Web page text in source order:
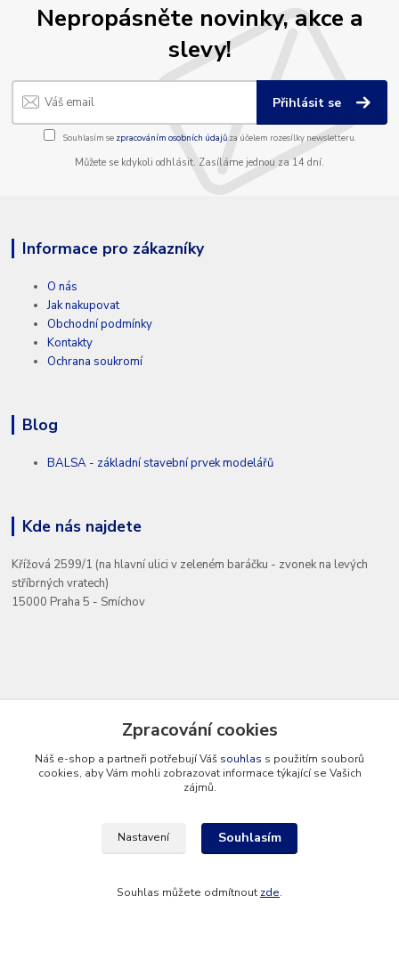
Nepropásněte novinky, akce a
slevy!
Přihlásit se
Souhlasím se zpracováním osobních údajůza účelem rozesílky newsletteru.
Můžete se kdykoli odhlásit. Zasíláme jednou za 14 dní.
Informace pro zákazníky
O nás
Jak nakupovat
Obchodní podmínky
Kontakty
Ochrana soukromí
Blog
BALSA - základní stavební prvek modelářů
Kde nás najdete
Křížová 2599/1 (na hlavní ulici v zeleném baráčku - zvonek na levých
stříbrných vratech)
15000 Praha 5 - Smíchov
info@hvp-modell.cz
Zpracování cookies
Náš e-shop a partneři potřebují Váš souhlas s použitím souborů
cookies, aby Vám mohli zobrazovat informace týkající se Vašich
zájmů.
Nastavení Souhlasím
Souhlas můžete odmítnout zde.